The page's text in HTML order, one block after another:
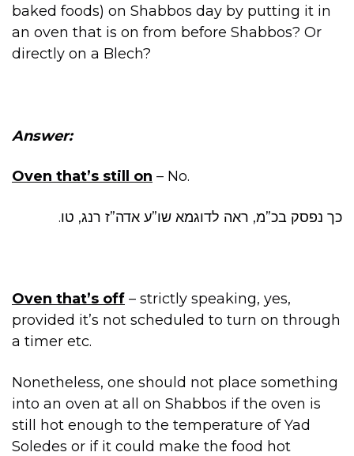
baked foods) on Shabbos day by putting it in
an oven that is on from before Shabbos? Or
directly on a Blech?
Answer:
Oven that’s still on – No.
כך נפסק בכ”מ, ראה לדוגמא שו”ע אדה”ז רנג, טו.
Oven that’s off – strictly speaking, yes,
provided it’s not scheduled to turn on through
a timer etc.
Nonetheless, one should not place something
into an oven at all on Shabbos if the oven is
still hot enough to the temperature of Yad
Soledes or if it could make the food hot